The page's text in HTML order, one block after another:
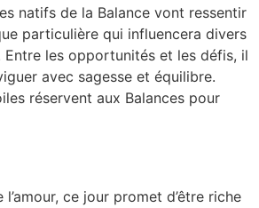
natifs de la Balance vont ressentir
particulière qui influencera divers
Entre les opportunités et les défis, il
avec sagesse et équilibre.
réservent aux Balances pour
ce jour promet d’être riche